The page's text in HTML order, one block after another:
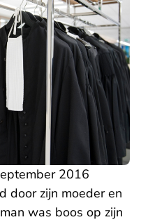
2016
door zijn moeder en
was boos op zijn